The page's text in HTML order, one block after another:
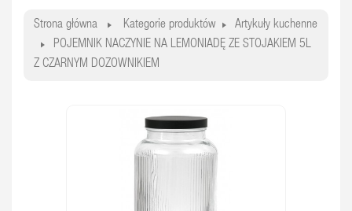
Strona główna Kategorie produktów
Artykuły kuchenne
POJEMNIK NACZYNIE NA LEMONIADĘ ZE STOJAKIEM 5L
Z CZARNYM DOZOWNIKIEM